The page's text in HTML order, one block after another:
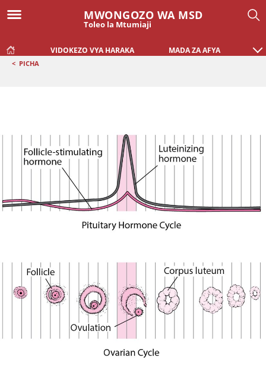
MWONGOZO WA MSD
Toleo la Mtumiaji
VIDOKEZO VYA HARAKA MADA ZA AFYA
< PICHA